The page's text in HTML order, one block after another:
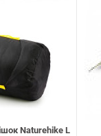
Naturehike L